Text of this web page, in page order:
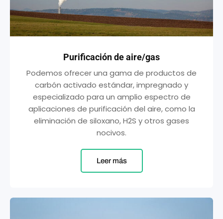
Purificación de aire/gas
Podemos ofrecer una gama de productos de
carbón activado estándar, impregnado y
especializado para un amplio espectro de
aplicaciones de purificación del aire, como la
eliminación de siloxano, H2S y otros gases
nocivos.
Leer más